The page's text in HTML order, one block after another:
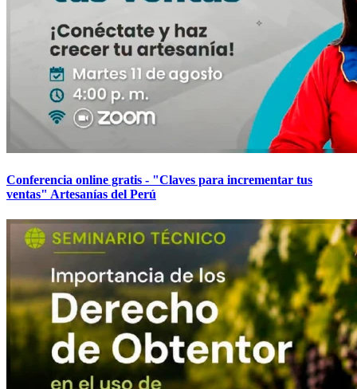
Conferencia online gratis - "Claves para incrementar tus
ventas" Artesanías del Perú